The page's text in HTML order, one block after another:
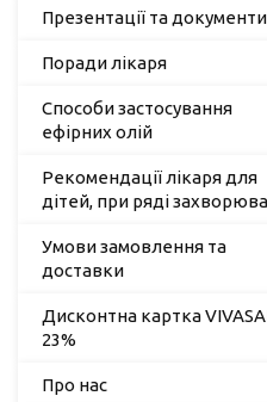
Презентації та документи
Поради лікаря
Способи застосування
ефірних олій
Рекомендації лікаря для
дітей, при ряді
Умови замовлення та
доставки
Дисконтна картка
23%
Про нас